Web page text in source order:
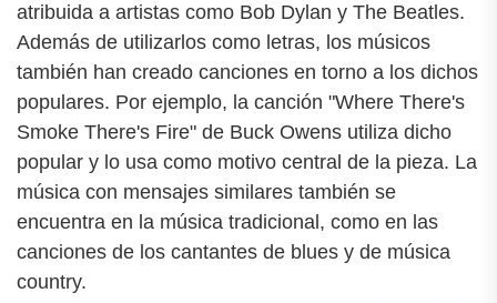
atribuida a artistas como Bob Dylan y The Beatles.
Además de utilizarlos como letras, los músicos
también han creado canciones en torno a los dichos
populares. Por ejemplo, la canción "Where There's
Smoke There's Fire" de Buck Owens utiliza dicho
popular y lo usa como motivo central de la pieza. La
música con mensajes similares también se
encuentra en la música tradicional, como en las
canciones de los cantantes de blues y de música
country.